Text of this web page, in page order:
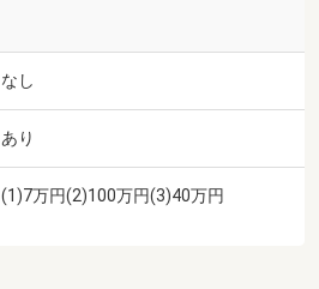
なし
あり
(1)7万円(2)100万円(3)40万円